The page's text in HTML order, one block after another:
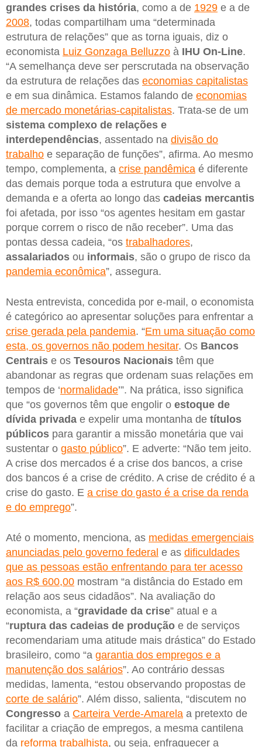
grandes crises da história, como a de 1929 e a de
2008, todas compartilham uma “determinada
estrutura de relações” que as torna iguais, diz o
economista Luiz Gonzaga Belluzzo à IHU On-Line.
“A semelhança deve ser perscrutada na observação
da estrutura de relações das economias capitalistas
e em sua dinâmica. Estamos falando de economias
de mercado monetárias-capitalistas. Trata-se de um
sistema complexo de relações e
interdependências, assentado na divisão do
trabalho e separação de funções”, afirma. Ao mesmo
tempo, complementa, a crise pandêmica é diferente
das demais porque toda a estrutura que envolve a
demanda e a oferta ao longo das cadeias mercantis
foi afetada, por isso “os agentes hesitam em gastar
porque correm o risco de não receber”. Uma das
pontas dessa cadeia, “os trabalhadores,
assalariados ou informais, são o grupo de risco da
pandemia econômica”, assegura.
Nesta entrevista, concedida por e-mail, o economista
é categórico ao apresentar soluções para enfrentar a
crise gerada pela pandemia. “Em uma situação como
esta, os governos não podem hesitar. Os Bancos
Centrais e os Tesouros Nacionais têm que
abandonar as regras que ordenam suas relações em
tempos de ‘normalidade’”. Na prática, isso significa
que “os governos têm que engolir o estoque de
dívida privada e expelir uma montanha de títulos
públicos para garantir a missão monetária que vai
sustentar o gasto público”. E adverte: “Não tem jeito.
A crise dos mercados é a crise dos bancos, a crise
dos bancos é a crise de crédito. A crise de crédito é a
crise do gasto. E a crise do gasto é a crise da renda
e do emprego”.
Até o momento, menciona, as medidas emergenciais
anunciadas pelo governo federal e as dificuldades
que as pessoas estão enfrentando para ter acesso
aos R$ 600,00 mostram “a distância do Estado em
relação aos seus cidadãos”. Na avaliação do
economista, a “gravidade da crise” atual e a
“ruptura das cadeias de produção e de serviços
recomendariam uma atitude mais drástica” do Estado
brasileiro, como “a garantia dos empregos e a
manutenção dos salários”. Ao contrário dessas
medidas, lamenta, “estou observando propostas de
corte de salário”. Além disso, salienta, “discutem no
Congresso a Carteira Verde-Amarela a pretexto de
facilitar a criação de empregos, a mesma cantilena
da reforma trabalhista, ou seja, enfraquecer a